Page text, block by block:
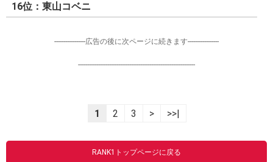
16位：東山コベニ
-----------------広告の後に次ページに続きます-----------------
----------------------------------------------------------------
1 2 3 > >>|
RANK1トップページに戻る